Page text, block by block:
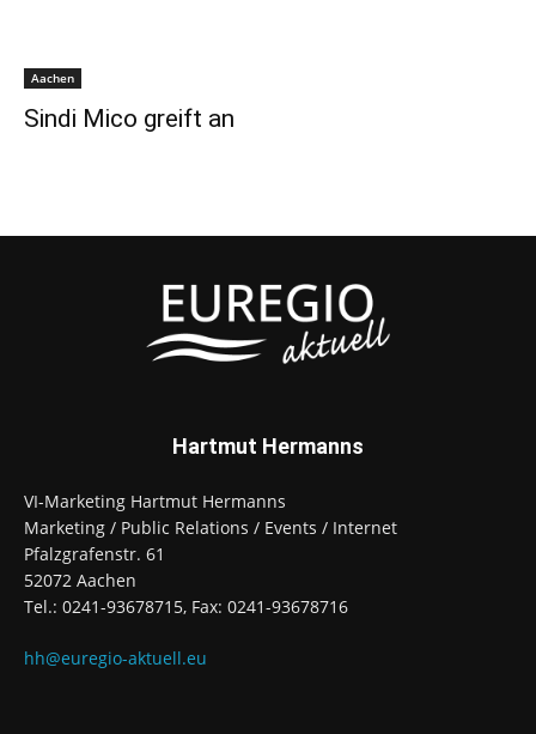
Aachen
Sindi Mico greift an
Hartmut Hermanns
VI-Marketing Hartmut Hermanns
Marketing / Public Relations / Events / Internet
Pfalzgrafenstr. 61
52072 Aachen
Tel.: 0241-93678715, Fax: 0241-93678716
hh@euregio-aktuell.eu